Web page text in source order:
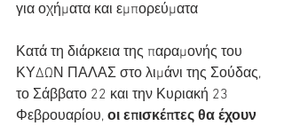
για οχήματα και εμπορεύματα
Κατά τη διάρκεια της παραμονής του
ΚΥΔΩΝ ΠΑΛΑΣ στο λιμάνι της Σούδας,
το Σάββατο 22 και την Κυριακή 23
Φεβρουαρίου, οι επισκέπτες θα έχουν